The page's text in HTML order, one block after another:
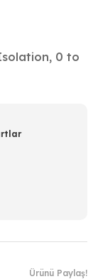
0 to
Ürünü Paylaş!